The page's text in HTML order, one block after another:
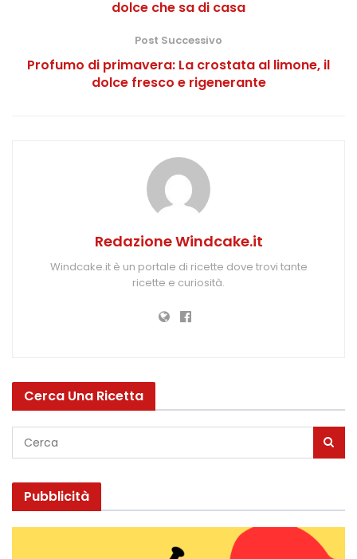
dolce che sa di casa
Post Successivo
Profumo di primavera: La crostata al limone, il
dolce fresco e rigenerante
Redazione Windcake.it
Windcake.it è un portale di ricette dove trovi tante
ricette e curiosità.
Cerca Una Ricetta
Pubblicità